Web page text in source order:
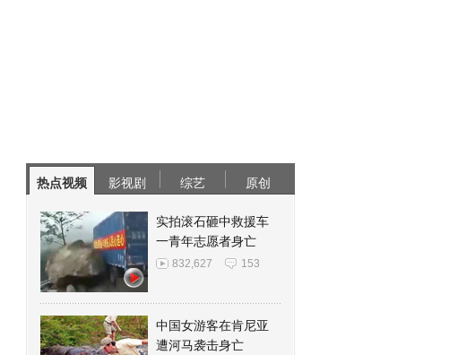
热点视频 影视剧 综艺 原创
实拍滚石砸中救援车
一青年志愿者身亡
832,627 153
中国女游客在肯尼亚
遭河马袭击身亡